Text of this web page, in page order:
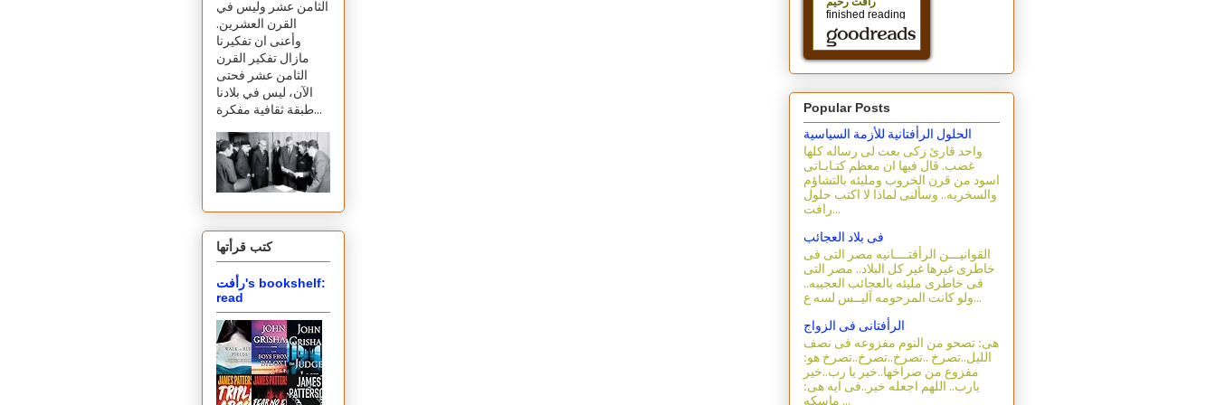
الثامن عشر وليس في
القرن العشرين.
وأعنى ان تفكيرنا
مازال تفكير القرن
الثامن عشر فحتى
الآن، ليس في بلادنا
طبقة ثقافية مفكرة...
كتب قرأتها
رأفت's bookshelf:
read
Popular Posts
الحلول الرأفتانية للأزمة السياسية
واحد قارئ زكى بعت لى رساله كلها
غضب. قال فيها ان معظم كتـابـاتى
اسود من قرن الخروب ومليئه بالتشاؤم
والسخريه.. وسألنى لماذا لا اكتب حلول
رافت...
فى بلاد العجائب
القوانيـــن الرأفتــــانيه مصر التى فى
خاطرى غيرها غير كل البلاد.. مصر التى
فى خاطرى مليئه بالعجائب العجيبه..
ولو كانت المرحومه آليــس لسه ع...
الرأفتانى فى الزواج
هى: تصحو من النوم مفزوعه فى نصف
الليل..تصرخ ..تصرخ..تصرخ..تصرخ هو:
مفزوع من صراخها..خير يا رب..خير
يارب.. اللهم اجعله خير..فى ايه هى:
ماسكه ...